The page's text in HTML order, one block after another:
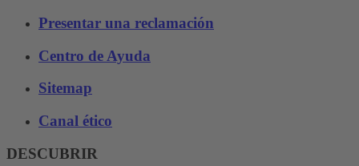
Presentar una reclamación
Centro de Ayuda
Sitemap
Canal ético
DESCUBRIR